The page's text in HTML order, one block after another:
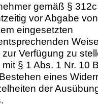
gemäß §
vor Abgabe
eingesetzten
Verfügung zu
§ 1 Abs. 1 Nr. 10
eines
der